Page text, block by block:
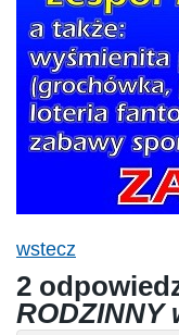
wstecz
2
RODZINNY